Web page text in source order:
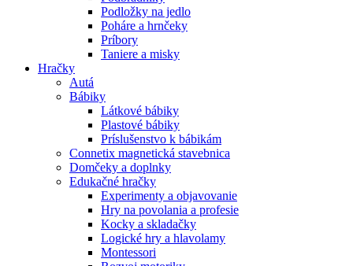
Podložky na jedlo
Poháre a hrnčeky
Príbory
Taniere a misky
Hračky
Autá
Bábiky
Látkové bábiky
Plastové bábiky
Príslušenstvo k bábikám
Connetix magnetická stavebnica
Domčeky a doplnky
Edukačné hračky
Experimenty a objavovanie
Hry na povolania a profesie
Kocky a skladačky
Logické hry a hlavolamy
Montessori